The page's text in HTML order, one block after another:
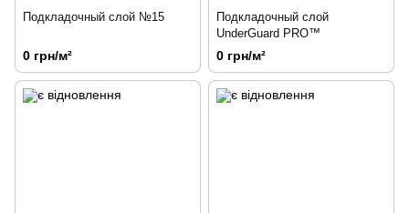
Подкладочный слой №15
0 грн/м²
Подкладочный слой
UnderGuard PRO™
0 грн/м²